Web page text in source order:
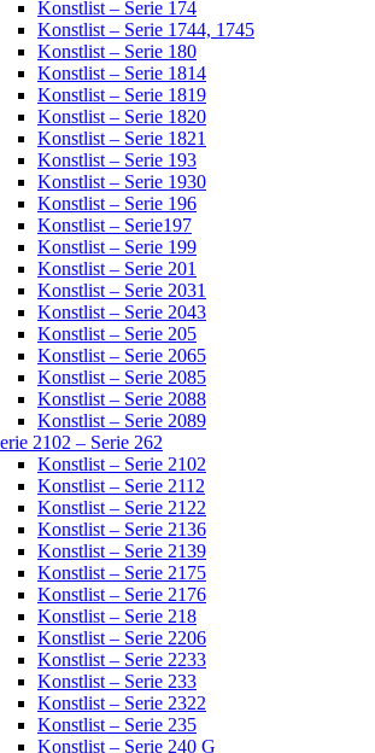
Konstlist – Serie 174
Konstlist – Serie 1744, 1745
Konstlist – Serie 180
Konstlist – Serie 1814
Konstlist – Serie 1819
Konstlist – Serie 1820
Konstlist – Serie 1821
Konstlist – Serie 193
Konstlist – Serie 1930
Konstlist – Serie 196
Konstlist – Serie197
Konstlist – Serie 199
Konstlist – Serie 201
Konstlist – Serie 2031
Konstlist – Serie 2043
Konstlist – Serie 205
Konstlist – Serie 2065
Konstlist – Serie 2085
Konstlist – Serie 2088
Konstlist – Serie 2089
2102 – Serie 262
Konstlist – Serie 2102
Konstlist – Serie 2112
Konstlist – Serie 2122
Konstlist – Serie 2136
Konstlist – Serie 2139
Konstlist – Serie 2175
Konstlist – Serie 2176
Konstlist – Serie 218
Konstlist – Serie 2206
Konstlist – Serie 2233
Konstlist – Serie 233
Konstlist – Serie 2322
Konstlist – Serie 235
Konstlist – Serie 240 G